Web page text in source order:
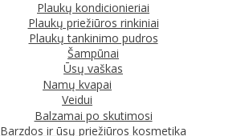
Plaukų kondicionieriai
Plaukų priežiūros rinkiniai
Plaukų tankinimo pudros
Šampūnai
Ūsų vaškas
Namų kvapai
Veidui
Balzamai po skutimosi
Barzdos ir ūsų priežiūros kosmetika